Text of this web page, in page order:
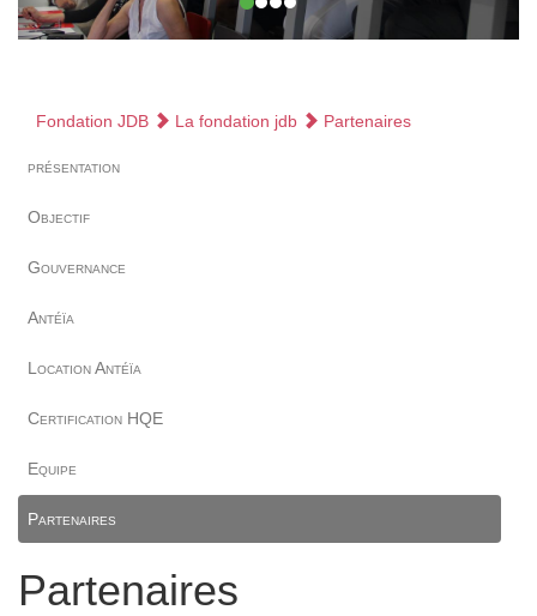
Fondation JDB La fondation jdb Partenaires
présentation
Objectif
Gouvernance
Antéïa
Location Antéïa
Certification HQE
Equipe
Partenaires
Partenaires